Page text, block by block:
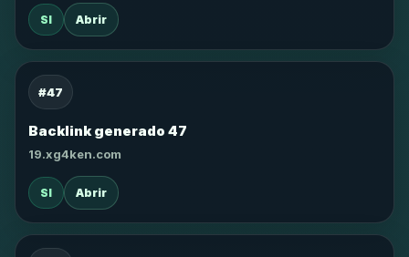
SI Abrir
#47
Backlink generado 47
19.xg4ken.com
SI Abrir